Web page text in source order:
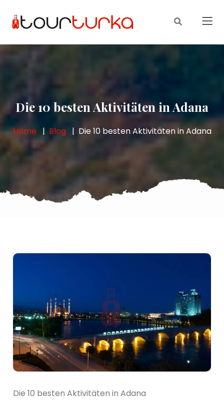
Die 10 besten Aktivitäten in Adana
Home Blog Die 10 besten Aktivitäten in Adana
Die 10 besten Aktivitäten in Adana